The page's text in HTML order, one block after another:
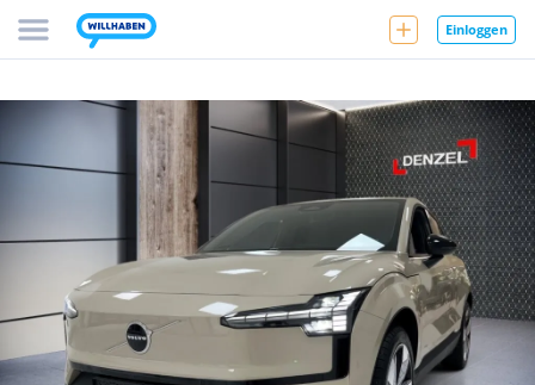
Einloggen